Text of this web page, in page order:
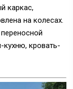
каркас,
на колесах.
кровать-